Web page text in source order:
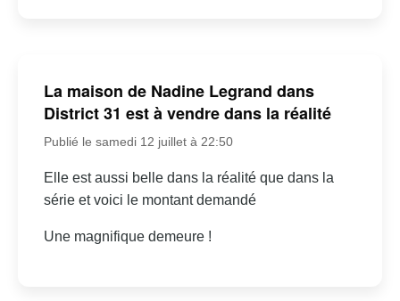
La maison de Nadine Legrand dans
District 31 est à vendre dans la réalité
Publié le samedi 12 juillet à 22:50
Elle est aussi belle dans la réalité que dans la
série et voici le montant demandé
Une magnifique demeure !